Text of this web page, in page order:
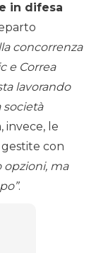
in difesa
concorrenza
e Correa
lavorando
società
invece, le
gestite con
opzioni, ma
.